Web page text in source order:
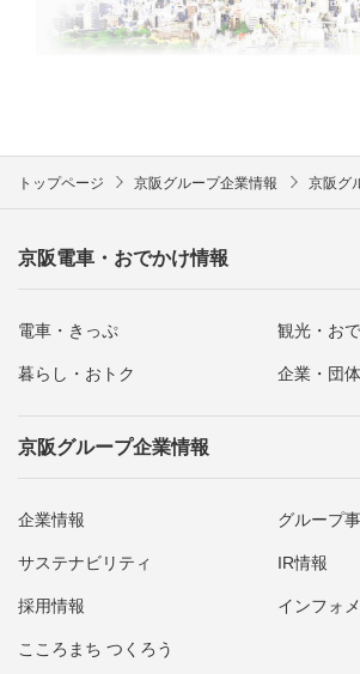
トップページ 京阪グループ企業情報 京阪グ
京阪電車・おでかけ情報
電車・きっぷ 観光・お
暮らし・おトク 企業・団
京阪グループ企業情報
企業情報 グループ
サステナビリティ IR情報
採用情報 インフォ
こころまち つくろう